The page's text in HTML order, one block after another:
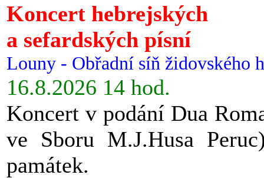
Koncert hebrejských
a sefardských písní
Louny - Obřadní síň židovského
16.8.2026 14 hod.
Koncert v podání Dua
ve Sboru M.J.Husa
památek.